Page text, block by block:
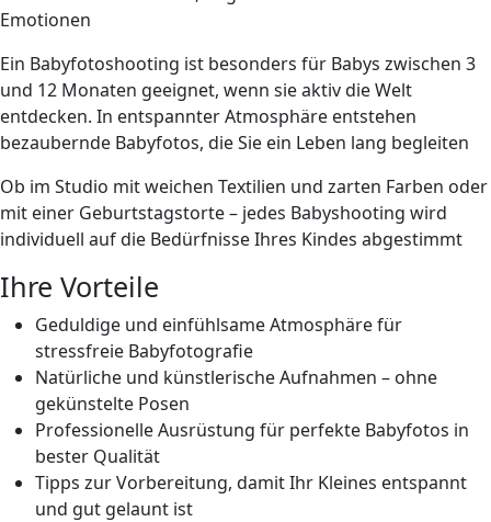
Emotionen
Ein Babyfotoshooting ist besonders für Babys zwischen 3
und 12 Monaten geeignet, wenn sie aktiv die Welt
entdecken. In entspannter Atmosphäre entstehen
bezaubernde Babyfotos, die Sie ein Leben lang begleiten
Ob im Studio mit weichen Textilien und zarten Farben oder
mit einer Geburtstagstorte – jedes Babyshooting wird
individuell auf die Bedürfnisse Ihres Kindes abgestimmt
Ihre Vorteile
Geduldige und einfühlsame Atmosphäre für
stressfreie Babyfotografie
Natürliche und künstlerische Aufnahmen – ohne
gekünstelte Posen
Professionelle Ausrüstung für perfekte Babyfotos in
bester Qualität
Tipps zur Vorbereitung, damit Ihr Kleines entspannt
und gut gelaunt ist